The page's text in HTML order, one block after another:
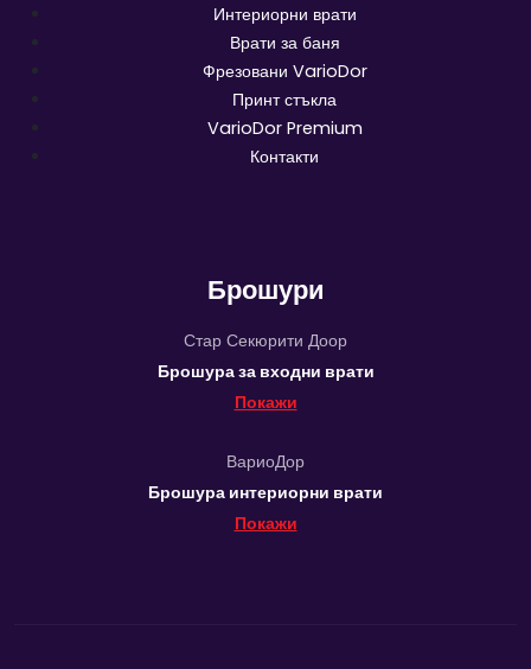
Интериорни врати
Врати за баня
Фрезовани VarioDor
Принт стъкла
VarioDor Premium
Контакти
Брошури
Стар Секюрити Доор
Брошура за входни врати
Покажи
ВариоДор
Брошура интериорни врати
Покажи